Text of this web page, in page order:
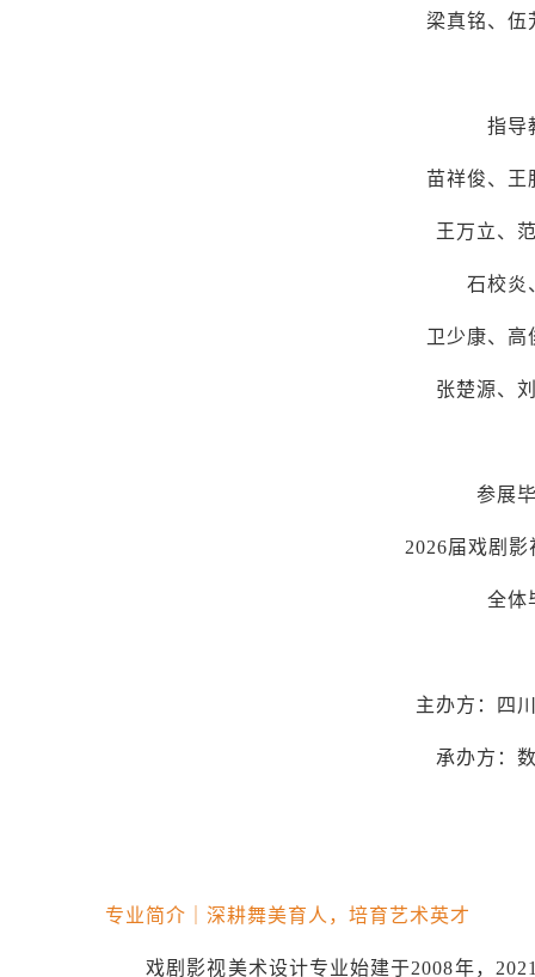
梁真铭、伍
指导
苗祥俊、王
王万立、
石校炎
卫少康、高
张楚源、
参展
2026届戏剧
全体
主办方：四
承办方：
专业简介｜深耕舞美育人，培育艺术英才
戏剧影视美术设计专业始建于2008年，